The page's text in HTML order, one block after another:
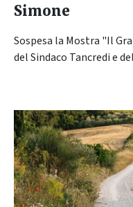
Simone
Sospesa la Mostra "Il
del Sindaco Tancredi e